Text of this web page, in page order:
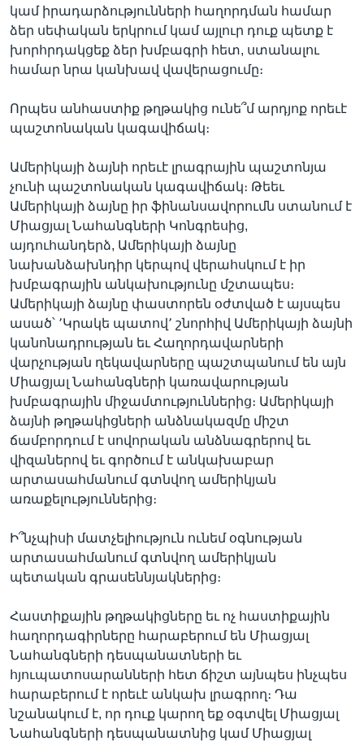
կամ իրադարձությունների հաղորդման համար
ձեր սեփական երկրում կամ այլուր դուք պետք է
խորհրդակցեք ձեր խմբագրի հետ, ստանալու
համար նրա կանխավ վավերացումը։
Որպես անհաստիք թղթակից ունե՞մ արդյոք որեւէ
պաշտոնական կագավիճակ։
Ամերիկայի ձայնի որեւէ լրագրային պաշտոնյա
չունի պաշտոնական կագավիճակ։ Թեեւ
Ամերիկայի ձայնը իր ֆինանսավորումն ստանում է
Միացյալ Նահանգների Կոնգրեսից,
այդուհանդերձ, Ամերիկայի ձայնը
նախանձախնդիր կերպով վերահսկում է իր
խմբագրային անկախությունը մշտապես։
Ամերիկայի ձայնը փաստորեն օժտված է այսպես
ասած՝ ՚Կրակե պատով՚ շնորհիվ Ամերիկայի ձայնի
կանոնադրության եւ Հաղորդավարների
վարչության ղեկավարները պաշտպանում են այն
Միացյալ Նահանգների կառավարության
խմբագրային միջամտություններից։ Ամերիկայի
ձայնի թղթակիցների անձնակազմը միշտ
ճամբորդում է սովորական անձնագրերով եւ
վիզաներով եւ գործում է անկախաբար
արտասահմանում գտնվող ամերիկյան
առաքելություններից։
Ի՞նչպիսի մատչելիություն ունեմ օգնության
արտասահմանում գտնվող ամերիկյան
պետական գրասեննյակներից։
Հաստիքային թղթակիցները եւ ոչ հաստիքային
հաղորդագիրները հարաբերում են Միացյալ
Նահանգների դեսպանատների եւ
հյուպատոսարանների հետ ճիշտ այնպես ինչպես
հարաբերում է որեւէ անկախ լրագրող։ Դա
նշանակում է, որ դուք կարող եք օգտվել Միացյալ
Նահանգների դեսպանատնից կամ Միացյալ